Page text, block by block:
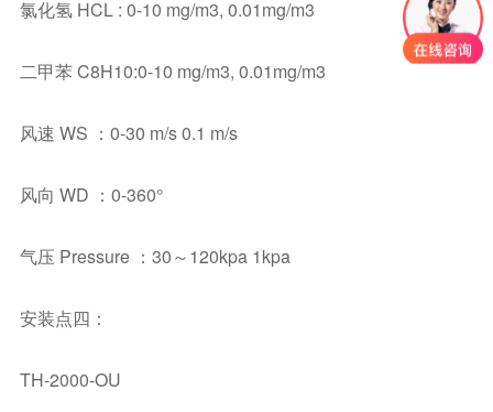
氯化氢 HCL : 0-10 mg/m3, 0.01mg/m3
二甲苯 C8H10:0-10 mg/m3, 0.01mg/m3
风速 WS ：0-30 m/s 0.1 m/s
风向 WD ：0-360°
气压 Pressure ：30～120kpa 1kpa
安装点四：
TH-2000-OU